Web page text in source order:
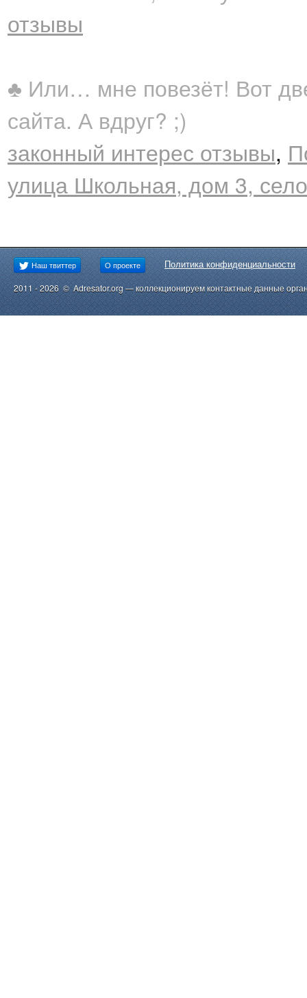
отзывы
♣ Или… мне повезёт! Вот
сайта. А вдруг? ;)
законный интерес отзывы,
улица Школьная, дом 3,
Наш твиттер О проекте Политика конфиденциальности
2011 - 2026 © Adresator.org — коллекционируем контактные данные